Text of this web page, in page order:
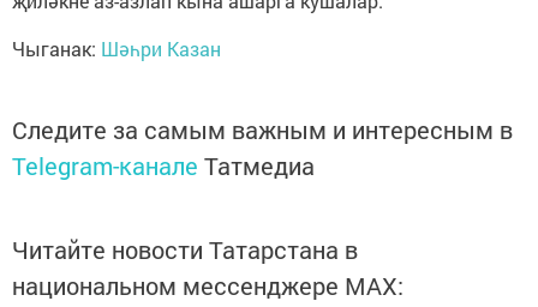
Чыганак: Шәһри Казан
Следите за самым важным и интересным в
Telegram-канале Татмедиа
Читайте новости Татарстана в
национальном мессенджере MАХ: